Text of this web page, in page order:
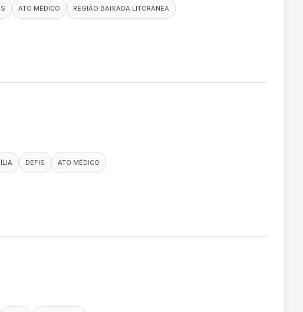
ATO MÉDICO REGIÃO BAIXADA LITORÂNEA
DEFIS
ATO MÉDICO